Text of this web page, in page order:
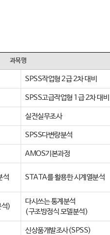
과목명
SPSS작업형 2급 2차 대비
SPSS고급작업형 1급 2차 대비
실전실무조사
SPSS다변량분석
AMOS기본과정
석 STATA를 활용한 시계열분석
석)
다시쓰는 통계분석
(구조방정식 모델분석)
신상품개발조사(SPSS)